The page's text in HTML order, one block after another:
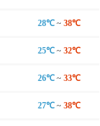
28℃ ~ 38℃
25℃ ~ 32℃
26℃ ~ 33℃
27℃ ~ 38℃